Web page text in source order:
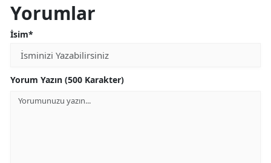
Yorumlar
İsim*
Yorum Yazın (500 Karakter)